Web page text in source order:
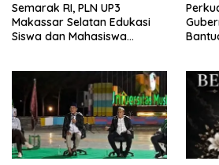
Semarak RI, PLN UP3
Makassar Selatan Edukasi
Siswa dan Mahasiswa